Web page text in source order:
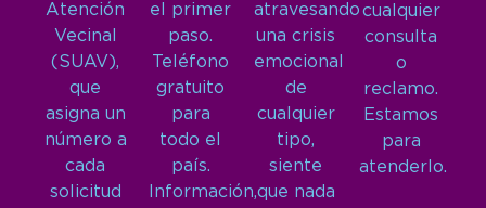
Atención
Vecinal
(SUAV),
que
asigna un
número a
cada
solicitud
el primer
paso.
Teléfono
gratuito
para
todo el
país.
Información,
atravesando
una crisis
emocional
de
cualquier
tipo,
siente
que nada
cualquier
consulta
o
reclamo.
Estamos
para
atenderlo.